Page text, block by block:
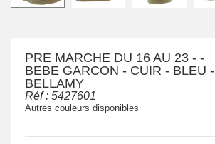
PRE MARCHE DU 16 AU 23 - -
BEBE GARCON - CUIR - BLEU -
BELLAMY
Réf : 5427601
Autres couleurs disponibles